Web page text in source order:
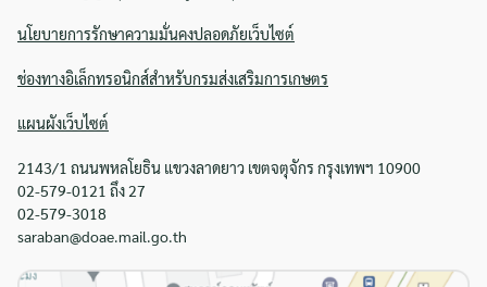
นโยบายการรักษาความมั่นคงปลอดภัยเว็บไซต์
ช่องทางอิเล็กทรอนิกส์สำหรับกรมส่งเสริมการเกษตร
แผนผังเว็บไซต์
2143/1 ถนนพหลโยธิน แขวงลาดยาว เขตจตุจักร กรุงเทพฯ 10900
02-579-0121 ถึง 27
02-579-3018
saraban@doae.mail.go.th